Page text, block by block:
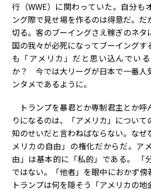
行（WWE）に関わっていた。自分も
ング際で見せ場を作るのは得意だ。だ
切る。客のブーイングさえ稼ぎのネタ
国の我々が必死になってブーイングす
も「アメリカ」だと思い込んでい
か？ 今では大リーグが日本で一番人
ンタメであるように。
トランプを暴君とか専制君主とか呼
りになるのは、「アメリカ」について
知のせいだと言わねばならない。なぜ
メリカの自由」の権化だからだ。ア
由」は基本的に「私的」である。 「
ではない。「他者」を眼中におかず傍
トランプは何を隠そう「アメリカの地